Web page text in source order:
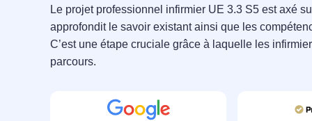
Le projet professionnel infirmier UE 3.3 S5 est axé
approfondit le savoir existant ainsi que les
C’est une étape cruciale grâce à laquelle les
parcours.